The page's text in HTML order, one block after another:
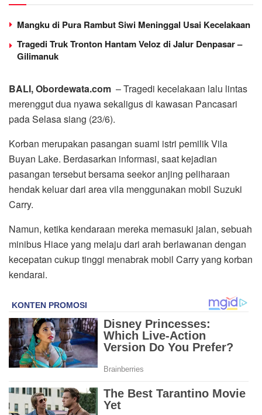
Mangku di Pura Rambut Siwi Meninggal Usai Kecelakaan
Tragedi Truk Tronton Hantam Veloz di Jalur Denpasar –
Gilimanuk
BALI, Obordewata.com – Tragedi kecelakaan lalu lintas
merenggut dua nyawa sekaligus di kawasan Pancasari
pada Selasa siang (23/6).
Korban merupakan pasangan suami istri pemilik Vila
Buyan Lake. Berdasarkan informasi, saat kejadian
pasangan tersebut bersama seekor anjing peliharaan
hendak keluar dari area vila menggunakan mobil Suzuki
Carry.
Namun, ketika kendaraan mereka memasuki jalan, sebuah
minibus Hiace yang melaju dari arah berlawanan dengan
kecepatan cukup tinggi menabrak mobil Carry yang korban
kendarai.